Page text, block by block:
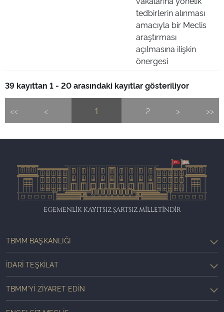
tedbirlerin alınması
amacıyla bir Meclis
araştırması
açılmasına ilişkin
önergesi
39 kayıttan 1 - 20 arasındaki kayıtlar gösteriliyor
<< < 1 2 > >>
EGEMENLİK KAYITSIZ ŞARTSIZ MİLLETİNDİR
TBMM BAŞKANLIĞI
İDARI TEŞKILAT
TBMM'YI ZIYARET EDIN